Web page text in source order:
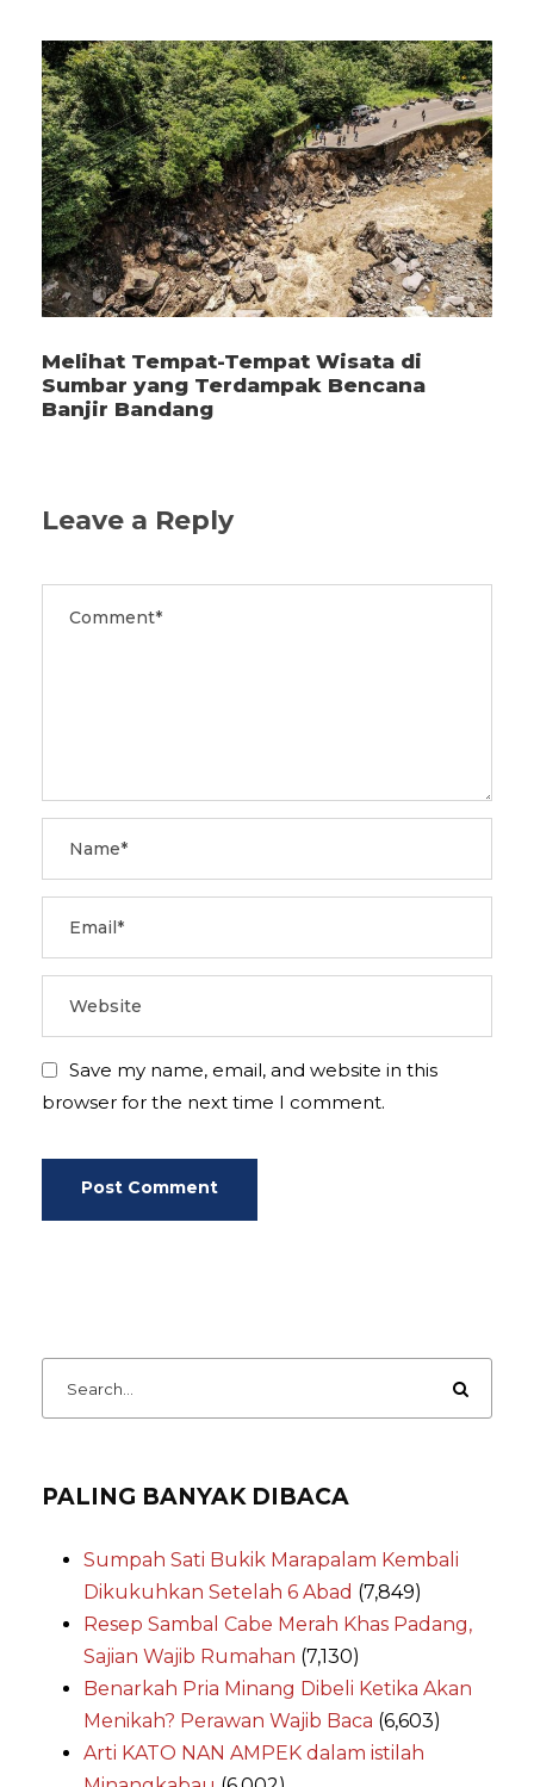
Melihat Tempat-Tempat Wisata di
Sumbar yang Terdampak Bencana
Banjir Bandang
Leave a Reply
Save my name, email, and website in this
browser for the next time I comment.
PALING BANYAK DIBACA
Sumpah Sati Bukik Marapalam Kembali
Dikukuhkan Setelah 6 Abad (7,849)
Resep Sambal Cabe Merah Khas Padang,
Sajian Wajib Rumahan (7,130)
Benarkah Pria Minang Dibeli Ketika Akan
Menikah? Perawan Wajib Baca (6,603)
Arti KATO NAN AMPEK dalam istilah